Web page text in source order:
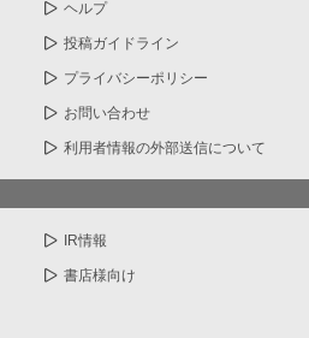
ヘルプ
投稿ガイドライン
プライバシーポリシー
お問い合わせ
利用者情報の外部送信について
IR情報
書店様向け